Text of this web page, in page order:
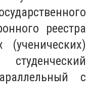
реестра
(ученических)
с